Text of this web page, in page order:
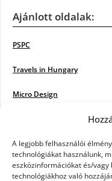
A legjobb felhasználói
technológiákat használunk,
eszközinformációkat és/vagy
technológiákhoz való
Ajánlott oldalak:
PSPC
Travels in Hungary
Micro Design
Poiwiki
Öntözőrendszer